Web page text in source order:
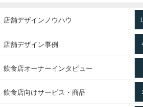
店舗デザインノウハウ
店舗デザイン事例
飲食店オーナーインタビュー
飲食店向けサービス・商品